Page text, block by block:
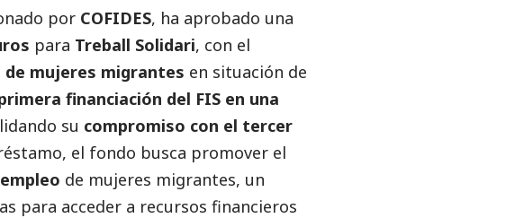
por COFIDES, ha aprobado una
para Treball Solidari, con el
mujeres migrantes en situación de
financiación del FIS en una
su compromiso con el tercer
el fondo busca promover el
de mujeres migrantes, un
para acceder a recursos financieros